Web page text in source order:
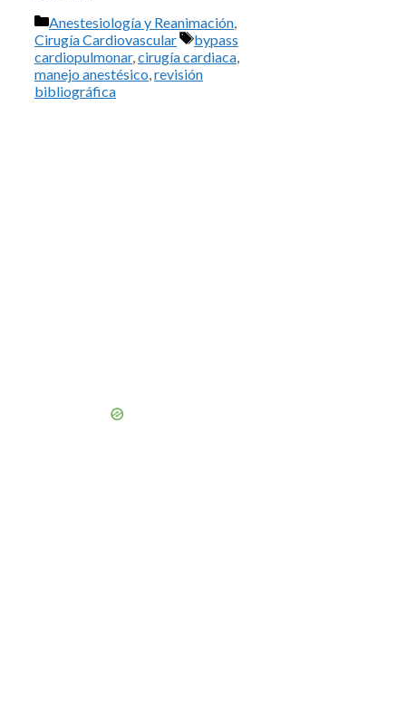
Categorías
Anestesiología y Reanimación,
Cirugía Cardiovascular
Etiquetas
bypass
cardiopulmonar,cirugía cardiaca,
manejo anestésico,revisión
bibliográfica